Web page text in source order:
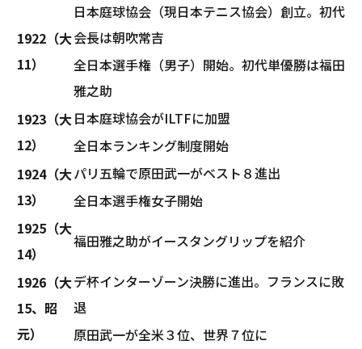
1922（大
11）
日本庭球協会（現日本テニス協会）創立。初代
会長は朝吹常吉
全日本選手権（男子）開始。初代単優勝は福田
雅之助
1923（大
12）
日本庭球協会がILTFに加盟
全日本ランキング制度開始
1924（大
13）
パリ五輪で原田武一がベスト８進出
全日本選手権女子開始
1925（大
14）
福田雅之助がイースタングリップを紹介
1926（大
15、昭
元）
デ杯インターゾーン決勝に進出。フランスに敗
退
原田武一が全米３位、世界７位に